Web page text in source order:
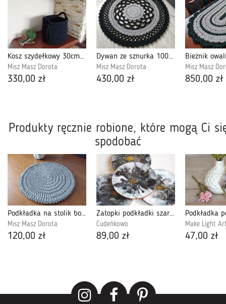
Kosz szydełkowy 30cmx30cm
Misz Masz Dorota
330,00 zł
Dywan ze sznurka 100cm
Misz Masz Dorota
430,00 zł
Misz Masz
850,00 zł
Produkty ręcznie robione, które mogą Ci
spodobać
Podkładka na stolik boho ze sznurka 50cm
Misz Masz Dorota
120,00 zł
Zatopki podkładki szaro złote
Cudeńkowo
89,00 zł
Make Light
47,00 zł